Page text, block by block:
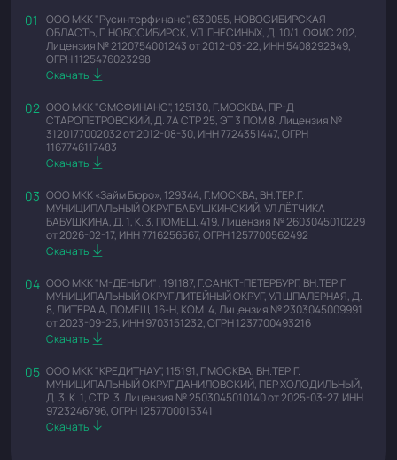
ООО МКК "Русинтерфинанс", 630055, НОВОСИБИРСКАЯ
ОБЛАСТЬ, Г. НОВОСИБИРСК, УЛ. ГНЕСИНЫХ, Д. 10/1, ОФИС 202,
Лицензия № 2120754001243 от 2012-03-22, ИНН 5408292849,
ОГРН 1125476023298
Скачать
ООО МКК "СМСФИНАНС", 125130, Г.МОСКВА, ПР-Д
СТАРОПЕТРОВСКИЙ, Д. 7А СТР 25, ЭТ 3 ПОМ 8, Лицензия №
3120177002032 от 2012-08-30, ИНН 7724351447, ОГРН
1167746117483
Скачать
ООО МКК «Займ Бюро», 129344, Г.МОСКВА, ВН.ТЕР.Г.
МУНИЦИПАЛЬНЫЙ ОКРУГ БАБУШКИНСКИЙ, УЛ ЛЁТЧИКА
БАБУШКИНА, Д. 1, К. 3, ПОМЕЩ. 419, Лицензия № 2603045010229
от 2026-02-17, ИНН 7716256567, ОГРН 1257700562492
Скачать
ООО МКК "М-ДЕНЬГИ" , 191187, Г.САНКТ-ПЕТЕРБУРГ, ВН.ТЕР.Г.
МУНИЦИПАЛЬНЫЙ ОКРУГ ЛИТЕЙНЫЙ ОКРУГ, УЛ ШПАЛЕРНАЯ, Д.
8, ЛИТЕРА А, ПОМЕЩ. 16-Н, КОМ. 4, Лицензия № 2303045009991
от 2023-09-25, ИНН 9703151232, ОГРН 1237700493216
Скачать
ООО МКК "КРЕДИТНАУ", 115191, Г.МОСКВА, ВН.ТЕР.Г.
МУНИЦИПАЛЬНЫЙ ОКРУГ ДАНИЛОВСКИЙ, ПЕР ХОЛОДИЛЬНЫЙ,
Д. 3, К. 1, СТР. 3, Лицензия № 2503045010140 от 2025-03-27, ИНН
9723246796, ОГРН 1257700015341
Скачать